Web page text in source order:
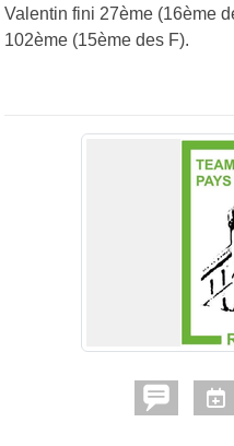
Valentin fini 27ème (16ème
102ème (15ème des F).